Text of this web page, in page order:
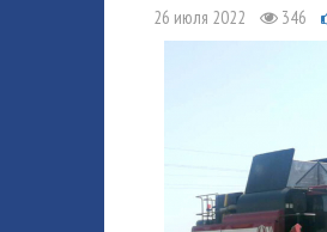
26 июля 2022 346